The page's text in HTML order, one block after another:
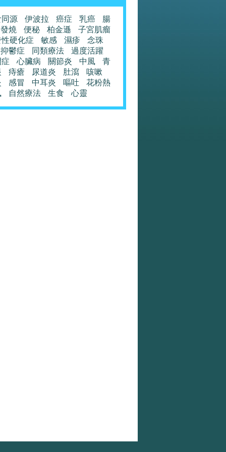
源 伊波拉 癌症 乳癌
腸
發燒
便秘 柏金遜
子宮肌瘤
硬化症
敏感 濕疹
念珠
抑鬱症
同類療法
過度活躍
心臟病 關節炎 中風
青
痔瘡 尿道炎 肚瀉
咳嗽
感冒 中耳炎 嘔吐
花粉熱
自然療法 生食 心靈